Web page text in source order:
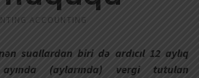
ACCOUNTING
suallardan biri də ardıcıl 12 aylıq
(aylarında) vergi tutulan